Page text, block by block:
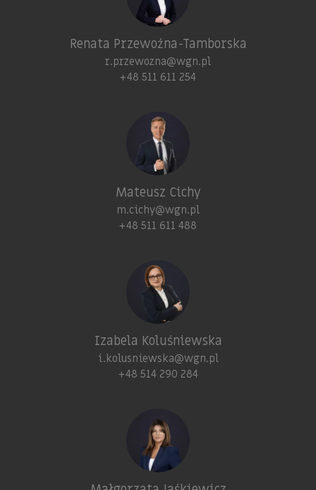
Renata Przewoźna-Tamborska
r.przewozna@wgn.pl
+48 511 611 254
Mateusz Cichy
m.cichy@wgn.pl
+48 511 611 488
Izabela Koluśniewska
i.kolusniewska@wgn.pl
+48 514 290 284